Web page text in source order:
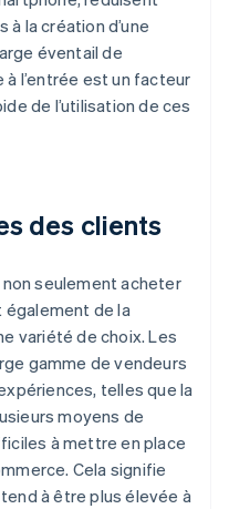
la création d’une
éventail de
l’entrée est un facteur
de l’utilisation de ces
des clients
non seulement acheter
également de la
variété de choix. Les
gamme de vendeurs
telles que la
moyens de
à mettre en place
Cela signifie
à être plus élevée à